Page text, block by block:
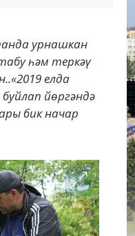
урнашкан
һәм теркәү
елда
йөргәндә
бик начар